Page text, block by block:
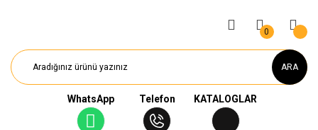
ARA
WhatsApp Telefon KATALOGLAR
0